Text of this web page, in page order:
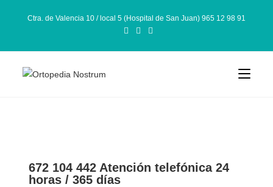
Ctra. de Valencia 10 / local 5 (Hospital de San Juan) 965 12 98 91
672 104 442 Atención telefónica 24
horas / 365 días